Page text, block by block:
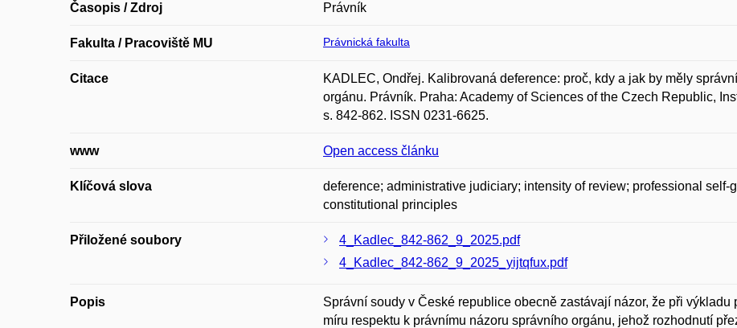
Časopis / Zdroj Právník
Fakulta / Pracoviště MU Právnická fakulta
Citace
KADLEC, Ondřej. Kalibrovaná deference: proč, kdy a jak by měly
orgánu. Právník. Praha: Academy of Sciences of the Czech Republic,
s. 842-862. ISSN 0231-6625.
www Open access článku
Klíčová slova
deference; administrative judiciary; intensity of review; professional self-
constitutional principles
Přiložené soubory
4_Kadlec_842-862_9_2025.pdf
4_Kadlec_842-862_9_2025_yijtqfux.pdf
Popis
Správní soudy v České republice obecně zastávají názor, že při
míru respektu k právnímu názoru správního orgánu, jehož rozhodnutí